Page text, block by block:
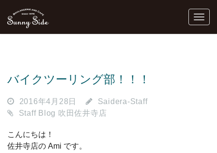
バイクツーリング部！！！
2016年4月28日
Saidera-Staff
Staff Blog 吹田佐井寺店
こんにちは！
佐井寺店の Ami です。